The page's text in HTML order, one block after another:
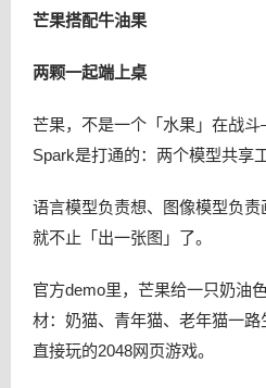
芒果搭配牛油果
两颗一起端上桌
芒果，不是一个「水果」在战
Spark是打通的：两个模型共享
语言模型负责想、图像模型负责
就不止「出一张图」了。
官方demo里，芒果给一只奶油
材：奶猫、青年猫、老年猫一
直接玩的2048网页游戏。